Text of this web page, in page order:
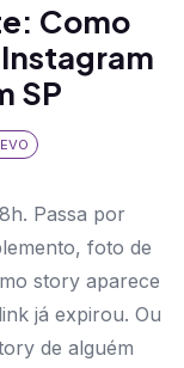
Como
SP
Passa por
foto de
story aparece
já expirou. Ou
de alguém